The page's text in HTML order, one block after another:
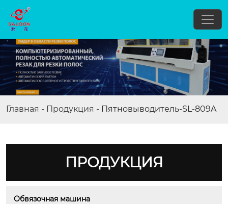
Главная - Продукция - Пятновыводитель-SL-809A
ПРОДУКЦИЯ
Обвязочная машина